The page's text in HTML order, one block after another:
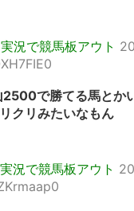
況で競馬板アウト
2500で勝てる馬とか
クリみたいなもん
況で競馬板アウト